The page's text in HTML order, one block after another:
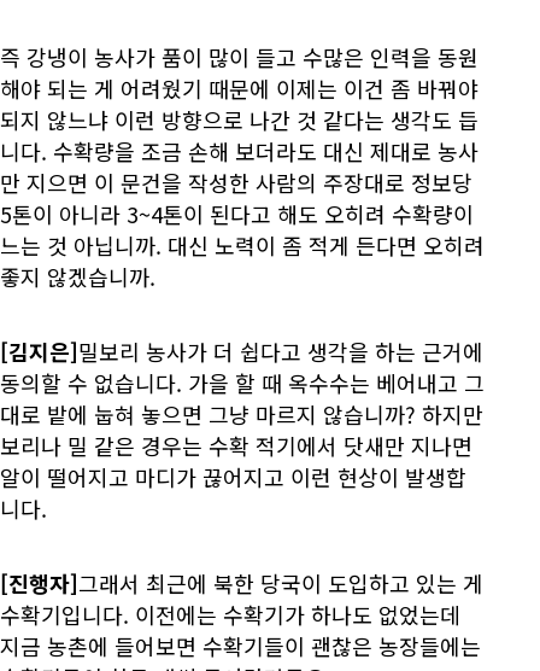
즉 강냉이 농사가 품이 많이 들고 수많은 인력을 동원
해야 되는 게 어려웠기 때문에 이제는 이건 좀 바꿔야
되지 않느냐 이런 방향으로 나간 것 같다는 생각도 듭
니다. 수확량을 조금 손해 보더라도 대신 제대로 농사
만 지으면 이 문건을 작성한 사람의 주장대로 정보당
5톤이 아니라 3~4톤이 된다고 해도 오히려 수확량이
느는 것 아닙니까. 대신 노력이 좀 적게 든다면 오히려
좋지 않겠습니까.
[김지은]밀보리 농사가 더 쉽다고 생각을 하는 근거에
동의할 수 없습니다. 가을 할 때 옥수수는 베어내고 그
대로 밭에 눕혀 놓으면 그냥 마르지 않습니까? 하지만
보리나 밀 같은 경우는 수확 적기에서 닷새만 지나면
알이 떨어지고 마디가 끊어지고 이런 현상이 발생합
니다.
[진행자]그래서 최근에 북한 당국이 도입하고 있는 게
수확기입니다. 이전에는 수확기가 하나도 없었는데
지금 농촌에 들어보면 수확기들이 괜찮은 농장들에는